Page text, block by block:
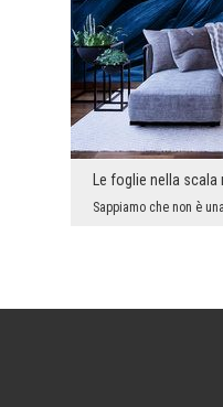
Le foglie nella